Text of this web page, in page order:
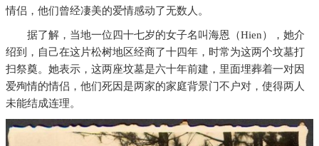
情侣，他们曾经凄美的爱情感动了无数人。
据了解，当地一位四十七岁的女子名叫海恩（Hien），她介
绍到，自己在这片松树地区经商了十四年，时常为这两个坟墓打
扫祭奠。她表示，这两座坟墓是六十年前建，里面埋葬着一对因
爱殉情的情侣，他们死因是两家的家庭背景门不户对，使得两人
未能结成连理。